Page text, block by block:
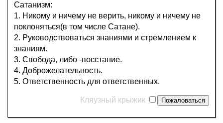
Сатанизм:
1. Никому и ничему не верить, никому и ничему не
поклоняться(в том числе Сатане).
2. Руководствоваться знаниями и стремлением к
знаниям.
3. Свобода, либо -восстание.
4. Доброжелательность.
5. Ответственность для ответственных.
Кляузный крыжик